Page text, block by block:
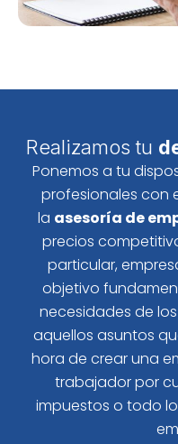
Realizamos tu
Ponemos a tu
profesionales con
la asesoría de
precios
particular,
objetivo
necesidades de
aquellos asuntos
hora de crear una
trabajador por
impuestos o todo